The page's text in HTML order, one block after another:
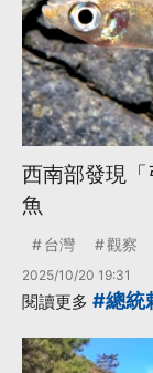
西南部發現
魚
台灣 觀察
2025/10/20 19:31
閱讀更多 #總統